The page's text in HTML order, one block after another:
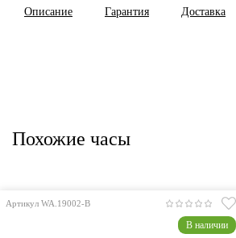
Описание Гарантия Доставка
Похожие часы
Артикул WA.19002-B
В наличии